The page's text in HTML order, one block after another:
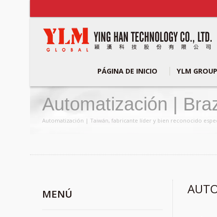
PÁGINA DE INICIO YLM GROUP
Automatización |
Doblado De Tubos
Automatización | Taiwán, fabricante líder y bien reconocido
MENÚ